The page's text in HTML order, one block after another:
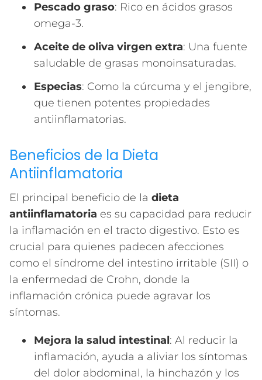
Pescado graso: Rico en ácidos grasos
omega-3.
Aceite de oliva virgen extra: Una fuente
saludable de grasas monoinsaturadas.
Especias: Como la cúrcuma y el jengibre,
que tienen potentes propiedades
antiinflamatorias.
Beneficios de la Dieta
Antiinflamatoria
El principal beneficio de la dieta
antiinflamatoria es su capacidad para reducir
la inflamación en el tracto digestivo. Esto es
crucial para quienes padecen afecciones
como el síndrome del intestino irritable (SII) o
la enfermedad de Crohn, donde la
inflamación crónica puede agravar los
síntomas.
Mejora la salud intestinal: Al reducir la
inflamación, ayuda a aliviar los síntomas
del dolor abdominal, la hinchazón y los